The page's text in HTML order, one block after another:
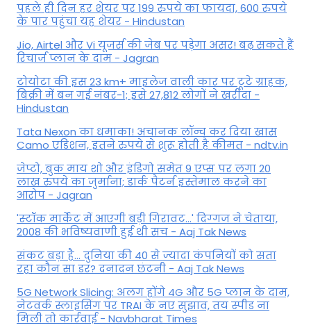
पहले ही दिन हर शेयर पर 199 रुपये का फायदा, 600 रुपये
के पार पहुंचा यह शेयर - Hindustan
Jio, Airtel और Vi यूजर्स की जेब पर पड़ेगा असर! बढ़ सकते हैं
रिचार्ज प्लान के दाम - Jagran
टोयोटा की इस 23 km+ माइलेज वाली कार पर टूटे ग्राहक,
बिक्री में बन गई नंबर-1; इसे 27,812 लोगों ने खरीदा -
Hindustan
Tata Nexon का धमाका! अचानक लॉन्च कर दिया खास
Camo एडिशन, इतने रुपये से शुरू होती है कीमत - ndtv.in
जेप्टो, बुक माय शो और इंडिगो समेत 9 एप्स पर लगा 20
लाख रुपये का जुर्माना; डार्क पैटर्न इस्तेमाल करने का
आरोप - Jagran
'स्‍टॉक मार्केट में आएगी बड़ी गिरावट...' दिग्‍गज ने चेताया,
2008 की भविष्यवाणी हुई थी सच - Aaj Tak News
संकट बड़ा है... दुनिया की 40 से ज्यादा कंपनियों को सता
रहा कौन सा डर? दनादन छंटनी - Aaj Tak News
5G Network Slicing: अलग होंगे 4G और 5G प्लान के दाम,
नेटवर्क स्लाइसिंग पर TRAI के नए सुझाव, तय स्पीड ना
मिली तो कार्रवाई - Navbharat Times